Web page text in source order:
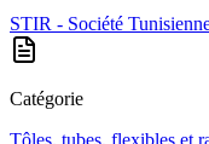
STIR - Société
Catégorie
Tôles, tubes, flexibles et